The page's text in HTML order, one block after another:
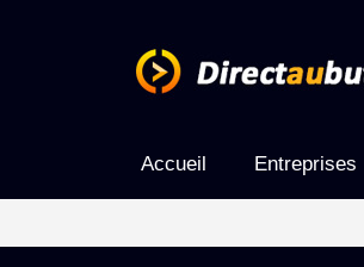
Accueil Entreprises